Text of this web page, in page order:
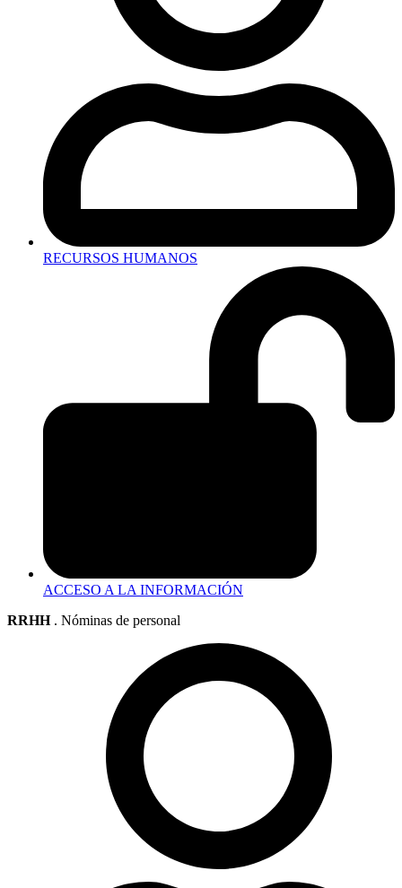
RECURSOS HUMANOS
ACCESO A LA INFORMACIÓN
RRHH . Nóminas de personal